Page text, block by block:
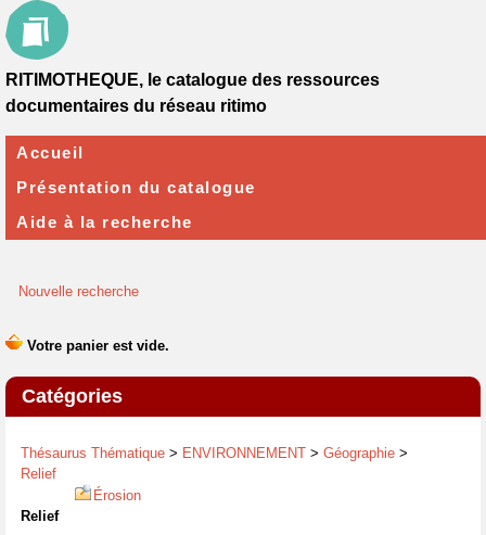
Nouvelle recherche
Catégories
Thésaurus Thématique > ENVIRONNEMENT > Géographie >
Relief
Érosion
Relief
RITIMOTHEQUE, le catalogue des ressources
documentaires du réseau ritimo
Accueil
Présentation du catalogue
Aide à la recherche